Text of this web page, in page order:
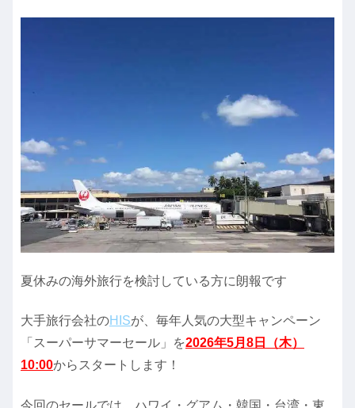
夏休みの海外旅行を検討している方に朗報です
大手旅行会社のHISが、毎年人気の大型キャンペーン
「スーパーサマーセール」を2026年5月8日（木）
10:00からスタートします！
今回のセールでは、ハワイ・グアム・韓国・台湾・東